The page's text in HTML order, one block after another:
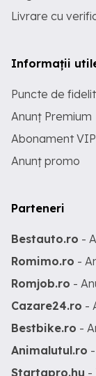
Livrare cu
Informații
Puncte de
Anunț Premium
Abonament VIP
Anunț promo
Parteneri
Bestauto.ro -
Romimo.ro -
Romjob.ro -
Cazare24.ro -
Bestbike.ro -
Animalutul.ro
Startapro.hu -